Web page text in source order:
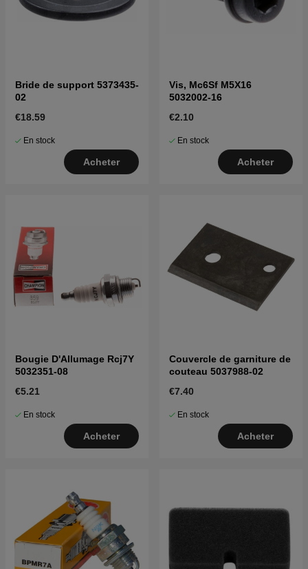
Bride de support 5373435-
02
€18.59
En stock
Acheter
Vis, Mc6Sf M5X16
5032002-16
€2.10
En stock
Acheter
Bougie D'Allumage Rcj7Y
5032351-08
€5.21
En stock
Acheter
Couvercle de garniture de
couteau 5037988-02
€7.40
En stock
Acheter